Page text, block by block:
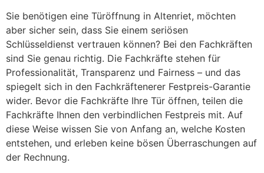
Sie benötigen eine Türöffnung in Altenriet, möchten
aber sicher sein, dass Sie einem seriösen
Schlüsseldienst vertrauen können? Bei den Fachkräften
sind Sie genau richtig. Die Fachkräfte stehen für
Professionalität, Transparenz und Fairness – und das
spiegelt sich in den Fachkräftenerer Festpreis-Garantie
wider. Bevor die Fachkräfte Ihre Tür öffnen, teilen die
Fachkräfte Ihnen den verbindlichen Festpreis mit. Auf
diese Weise wissen Sie von Anfang an, welche Kosten
entstehen, und erleben keine bösen Überraschungen auf
der Rechnung.